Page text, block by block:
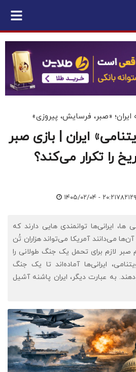
«صبر، فرسایش، پیروزی»
ایران | بازی صبر
را تکرار می‌کند؟
۱۴۰۵/۰۲/۰۴ - ۲۰:۲۱
ها، ایرانی‌ها توانمندی هایی دارند که
می‌دانند آمریکا می‌تواند هزاران تُن
صبر لازم برای تحمل یک جنگ طولانی را
ایرانی‌ها آماده‌اند تا یک جنگ
به عبارت دیگر، ایران پاشنه آشیل